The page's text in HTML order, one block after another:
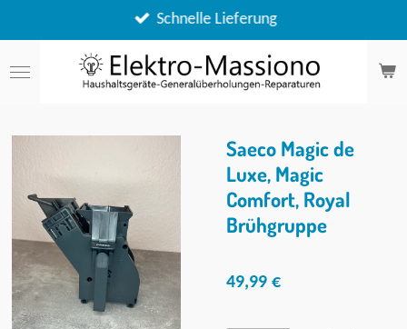
Hauptinhalt
springen
Schnelle Lieferung
Saeco Magic de
Luxe, Magic
Comfort, Royal
Brühgruppe
49,99 €